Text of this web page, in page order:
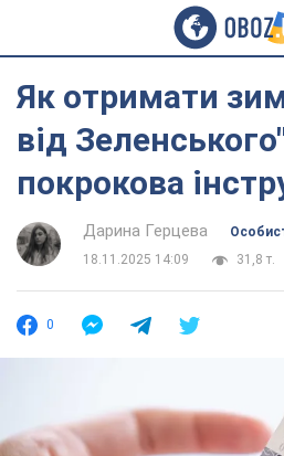
Як отримати
від
покрокова
Дарина Герцева
18.11.2025 14:09
31,8 т.
0